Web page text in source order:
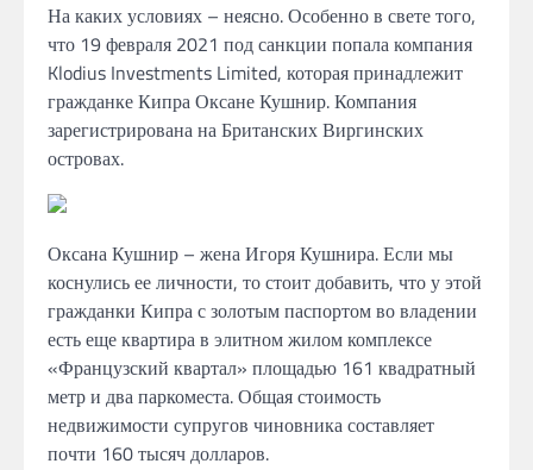
На каких условиях – неясно. Особенно в свете того,
что 19 февраля 2021 под санкции попала компания
Klodius Investments Limited, которая принадлежит
гражданке Кипра Оксане Кушнир. Компания
зарегистрирована на Британских Виргинских
островах.
Оксана Кушнир – жена Игоря Кушнира. Если мы
коснулись ее личности, то стоит добавить, что у этой
гражданки Кипра с золотым паспортом во владении
есть еще квартира в элитном жилом комплексе
«Французский квартал» площадью 161 квадратный
метр и два паркоместа. Общая стоимость
недвижимости супругов чиновника составляет
почти 160 тысяч долларов.